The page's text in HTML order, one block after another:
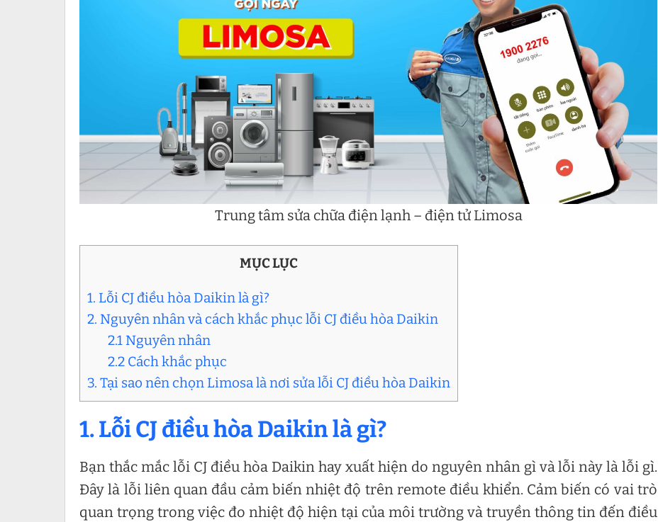
Trung tâm sửa chữa điện lạnh – điện tử Limosa
MỤC LỤC
1. Lỗi CJ điều hòa Daikin là gì?
2. Nguyên nhân và cách khắc phục lỗi CJ điều hòa Daikin
2.1 Nguyên nhân
2.2 Cách khắc phục
3. Tại sao nên chọn Limosa là nơi sửa lỗi CJ điều hòa Daikin
1. Lỗi CJ điều hòa Daikin là gì?
Bạn thắc mắc lỗi CJ điều hòa Daikin hay xuất hiện do nguyên nhân gì và lỗi này là lỗi gì.
Đây là lỗi liên quan đầu cảm biến nhiệt độ trên remote điều khiển. Cảm biến có vai trò
quan trọng trong việc đo nhiệt độ hiện tại của môi trường và truyền thông tin đến điều